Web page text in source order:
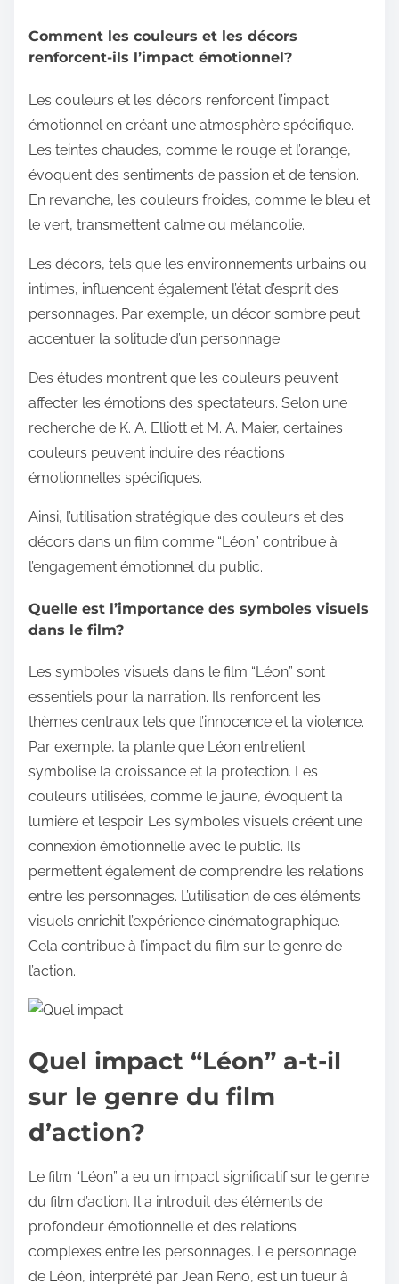
Comment les couleurs et les décors
renforcent-ils l’impact émotionnel?
Les couleurs et les décors renforcent l’impact
émotionnel en créant une atmosphère spécifique.
Les teintes chaudes, comme le rouge et l’orange,
évoquent des sentiments de passion et de tension.
En revanche, les couleurs froides, comme le bleu et
le vert, transmettent calme ou mélancolie.
Les décors, tels que les environnements urbains ou
intimes, influencent également l’état d’esprit des
personnages. Par exemple, un décor sombre peut
accentuer la solitude d’un personnage.
Des études montrent que les couleurs peuvent
affecter les émotions des spectateurs. Selon une
recherche de K. A. Elliott et M. A. Maier, certaines
couleurs peuvent induire des réactions
émotionnelles spécifiques.
Ainsi, l’utilisation stratégique des couleurs et des
décors dans un film comme “Léon” contribue à
l’engagement émotionnel du public.
Quelle est l’importance des symboles visuels
dans le film?
Les symboles visuels dans le film “Léon” sont
essentiels pour la narration. Ils renforcent les
thèmes centraux tels que l’innocence et la violence.
Par exemple, la plante que Léon entretient
symbolise la croissance et la protection. Les
couleurs utilisées, comme le jaune, évoquent la
lumière et l’espoir. Les symboles visuels créent une
connexion émotionnelle avec le public. Ils
permettent également de comprendre les relations
entre les personnages. L’utilisation de ces éléments
visuels enrichit l’expérience cinématographique.
Cela contribue à l’impact du film sur le genre de
l’action.
Quel impact “Léon” a-t-il
sur le genre du film
d’action?
Le film “Léon” a eu un impact significatif sur le genre
du film d’action. Il a introduit des éléments de
profondeur émotionnelle et des relations
complexes entre les personnages. Le personnage
de Léon, interprété par Jean Reno, est un tueur à